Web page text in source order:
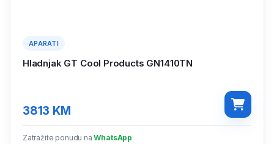
APARATI
Hladnjak GT Cool Products GN1410TN
3813 KM
Zatražite ponudu na WhatsApp